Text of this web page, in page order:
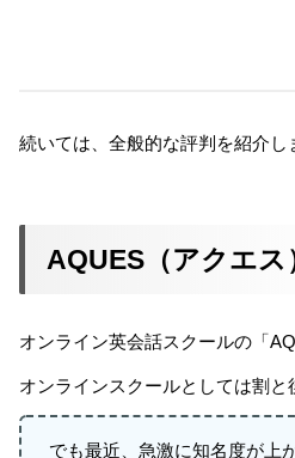
続いては、全般的な評判を紹介し
AQUES（アクエス
オンライン英会話スクールの「
オンラインスクールとしては割と
でも最近、急激に知名度が上